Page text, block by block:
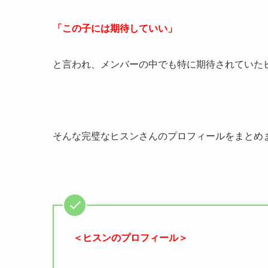
「この子には期待していい」
と言われ、メンバーの中でも特に期待されていた
そんな完璧なヒスンさんのプロフィールをまとめ
＜ヒスンのプロフィール＞